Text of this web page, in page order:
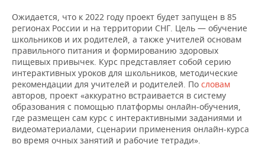
Ожидается, что к 2022 году проект будет запущен в 85
регионах России и на территории СНГ. Цель — обучение
школьников и их родителей, а также учителей основам
правильного питания и формированию здоровых
пищевых привычек. Курс представляет собой серию
интерактивных уроков для школьников, методические
рекомендации для учителей и родителей. По словам
авторов, проект «аккуратно встраивается в систему
образования с помощью платформы онлайн-обучения,
где размещен сам курс с интерактивными заданиями и
видеоматериалами, сценарии применения онлайн-курса
во время очных занятий и рабочие тетради».